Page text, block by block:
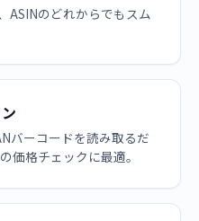
ASINのどれからでもスム
バーコードを読み取るだ
価格チェックに最適。